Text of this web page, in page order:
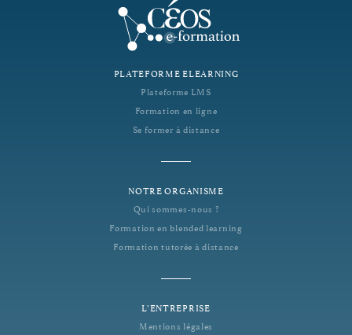
PLATEFORME ELEARNING
Plateforme LMS
Formation en ligne
Se former à distance
NOTRE ORGANISME
Qui sommes-nous ?
Formation en blended learning
Formation tutorée à distance
L’ENTREPRISE
Mentions légales